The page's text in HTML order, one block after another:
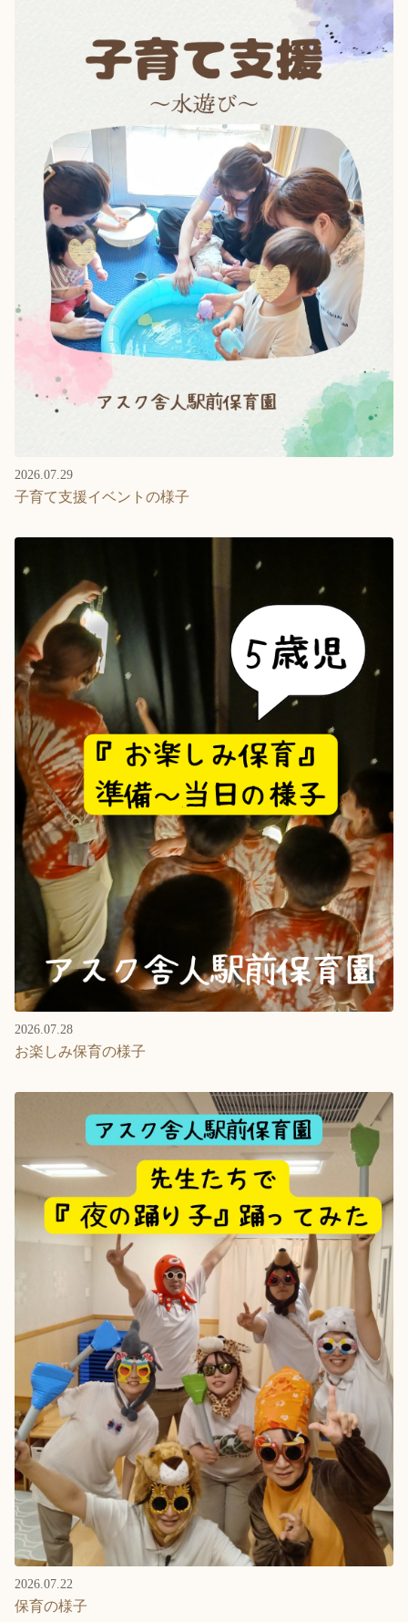
2026.07.29
子育て支援イベントの様子
2026.07.28
お楽しみ保育の様子
2026.07.22
保育の様子